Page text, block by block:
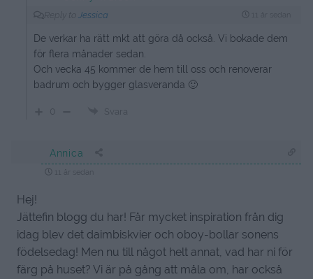
Jessica
De verkar ha rätt mkt att göra då också. Vi bokade dem
för flera månader sedan.
Och vecka 45 kommer de hem till oss och renoverar
badrum och bygger glasveranda 🙂
Svara
Annica
Hej!
Jättefin blogg du har! Får mycket inspiration från dig
idag blev det daimbiskvier och oboy-bollar sonens
födelsedag! Men nu till något helt annat, vad har ni för
färg på huset? Vi är på gång att måla om, har också